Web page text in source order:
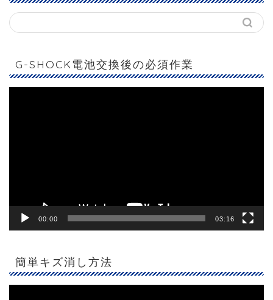
G-SHOCK電池交換後の必須作業
00:00 03:16
簡単キズ消し方法